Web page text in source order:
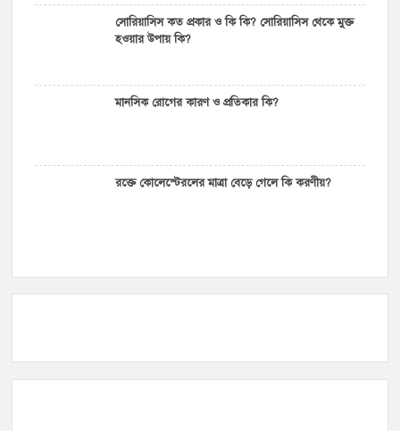
সোরিয়াসিস কত প্রকার ও কি কি? সোরিয়াসিস থেকে মুক্ত
হওয়ার উপায় কি?
মানসিক রোগের কারণ ও প্রতিকার কি?
রক্তে কোলেস্টেরলের মাত্রা বেড়ে গেলে কি করণীয়?